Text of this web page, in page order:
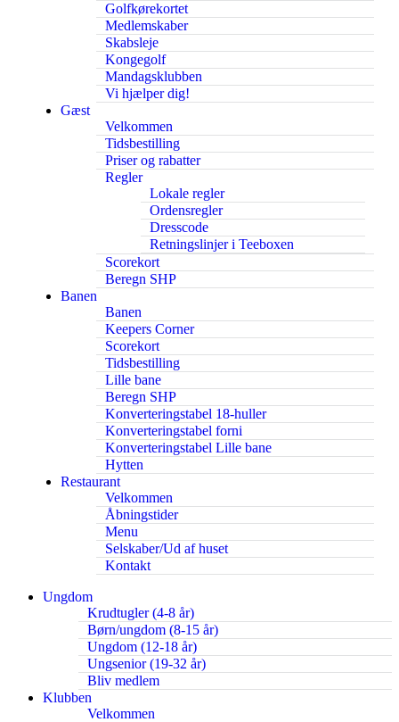
Golfkørekortet
Medlemskaber
Skabsleje
Kongegolf
Mandagsklubben
Vi hjælper dig!
Gæst
Velkommen
Tidsbestilling
Priser og rabatter
Regler
Lokale regler
Ordensregler
Dresscode
Retningslinjer i Teeboxen
Scorekort
Beregn SHP
Banen
Banen
Keepers Corner
Scorekort
Tidsbestilling
Lille bane
Beregn SHP
Konverteringstabel 18-huller
Konverteringstabel forni
Konverteringstabel Lille bane
Hytten
Restaurant
Velkommen
Åbningstider
Menu
Selskaber/Ud af huset
Kontakt
Ungdom
Krudtugler (4-8 år)
Børn/ungdom (8-15 år)
Ungdom (12-18 år)
Ungsenior (19-32 år)
Bliv medlem
Klubben
Velkommen